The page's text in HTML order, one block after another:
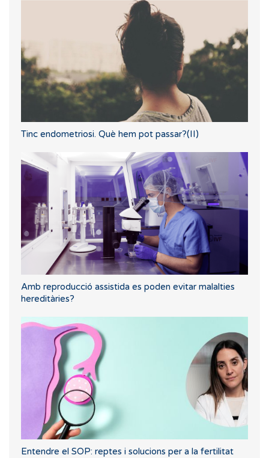
Tinc endometriosi. Què hem pot passar?(II)
Amb reproducció assistida es poden evitar malalties
hereditàries?
Entendre el SOP: reptes i solucions per a la fertilitat